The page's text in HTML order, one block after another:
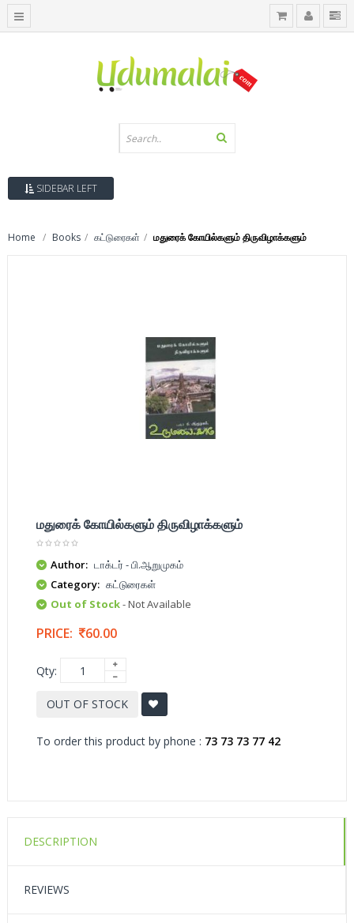
SIDEBAR LEFT
Home Books கட்டுரைகள் மதுரைக் கோயில்களும் திருவிழாக்களும்
மதுரைக் கோயில்களும் திருவிழாக்களும்
Author: டாக்டர் - பி.ஆறுமுகம்
Category: கட்டுரைகள்
Out of Stock- Not Available
PRICE: 60.00
Qty:
OUT OF STOCK
To order this product by phone : 73 73 73 77 42
DESCRIPTION
REVIEWS